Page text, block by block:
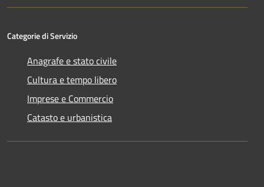
Categorie di Servizio
Anagrafe e stato civile
Cultura e tempo libero
Imprese e Commercio
Catasto e urbanistica